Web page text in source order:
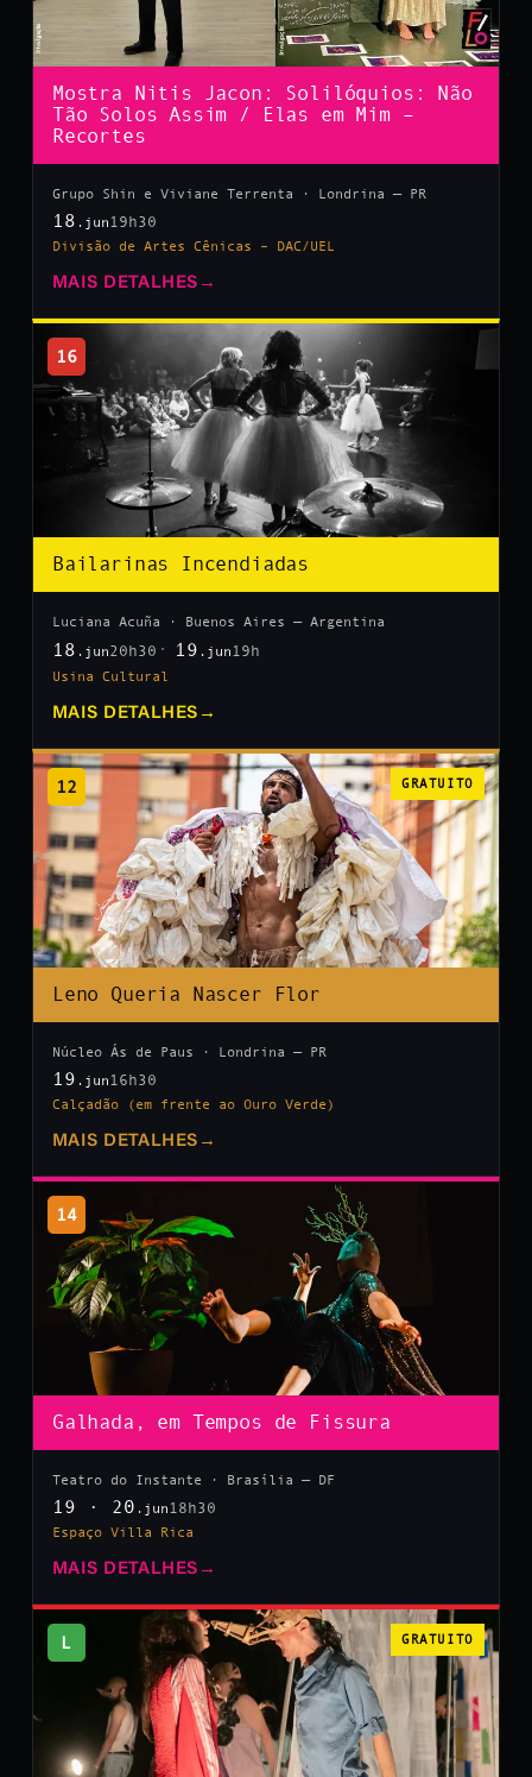
Mostra Nitis Jacon: Solilóquios: Não
Tão Solos Assim / Elas em Mim –
Recortes
Grupo Shin e Viviane Terrenta · Londrina — PR
18 .jun 19h30
Divisão de Artes Cênicas – DAC/UEL
MAIS DETALHES →
16
Bailarinas Incendiadas
Luciana Acuña · Buenos Aires — Argentina
18 .jun20h30 19 .jun 19h
Usina Cultural
MAIS DETALHES →
12 GRATUITO
Leno Queria Nascer Flor
Núcleo Ás de Paus · Londrina — PR
19 .jun 16h30
Calçadão (em frente ao Ouro Verde)
MAIS DETALHES →
14
Galhada, em Tempos de Fissura
Teatro do Instante · Brasília — DF
19 · 20 .jun 18h30
Espaço Villa Rica
MAIS DETALHES →
L GRATUITO